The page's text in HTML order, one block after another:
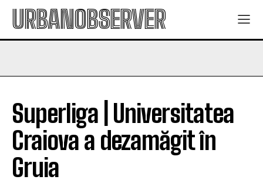
URBANOBSERVER
Superliga | Universitatea
Craiova a dezamăgit în
Gruia